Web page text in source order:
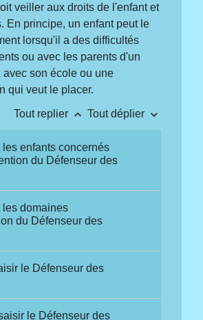
veiller aux droits de l'enfant et
En principe, un enfant peut le
lorsqu'il a des difficultés
ou avec les parents d'un
avec son école ou une
qui veut le placer.
Tout replier keyboard_arrow_up Tout déplier keyboard_arrow_down
les enfants concernés
du Défenseur des
les domaines
du Défenseur des
le Défenseur des
le Défenseur des